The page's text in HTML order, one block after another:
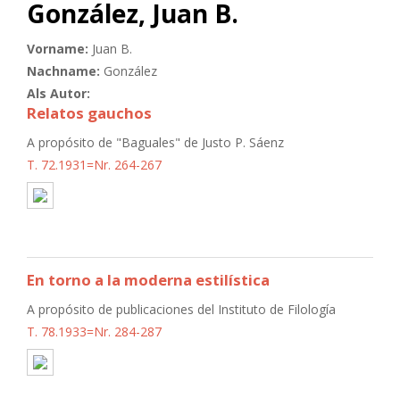
González, Juan B.
Vorname: Juan B.
Nachname: González
Als Autor:
Relatos gauchos
A propósito de "Baguales" de Justo P. Sáenz
T. 72.1931=Nr. 264-267
En torno a la moderna estilística
A propósito de publicaciones del Instituto de Filología
T. 78.1933=Nr. 284-287